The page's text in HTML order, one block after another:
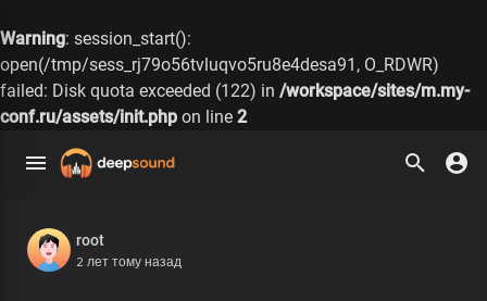
Warning: session_start():
open(/tmp/sess_rj79o56tvluqvo5ru8e4desa91, O_RDWR)
failed: Disk quota exceeded (122) in /workspace/sites/m.my-
conf.ru/assets/init.php on line 2
root
2 лет тому назад